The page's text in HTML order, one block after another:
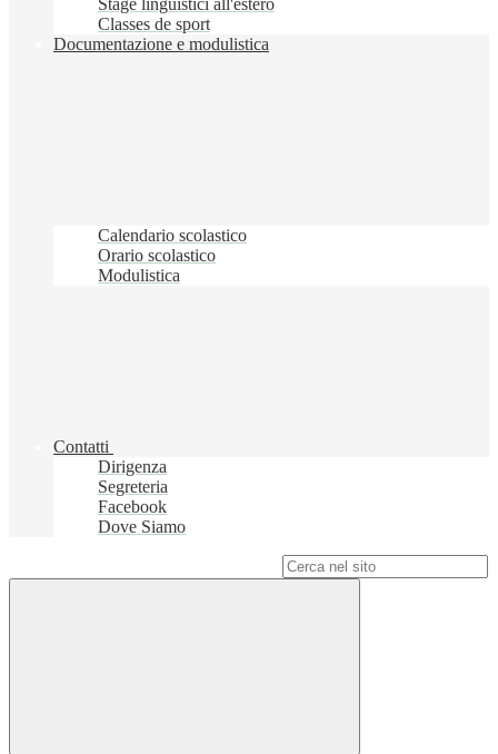
Stage linguistici all'estero
Classes de sport
Documentazione e modulistica
Calendario scolastico
Orario scolastico
Modulistica
Contatti
Dirigenza
Segreteria
Facebook
Dove Siamo